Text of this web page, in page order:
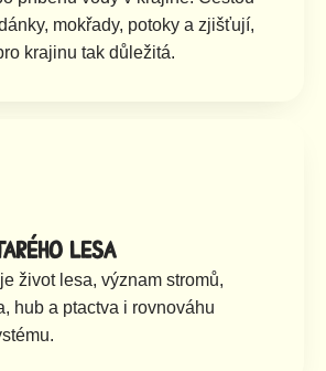
mokřady, potoky a zjišťují,
krajinu tak důležitá.
lesa
život lesa, význam stromů,
hub a ptactva i rovnováhu